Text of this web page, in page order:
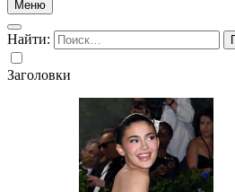
Меню
Найти:
Заголовки